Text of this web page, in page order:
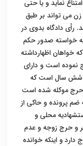
نماید و یا حتی
زن می تواند بر طبق
رأی دادگاه بدوی در
خواسته صدور حکم
خواهان اظهارداشته
خوانده ازدواج نموده است و دارای
شش سال است که
حرج موکله شده است
پرونده و حاکی از
محلی و
و حرج زوجه و عدم
و اینکه خوانده